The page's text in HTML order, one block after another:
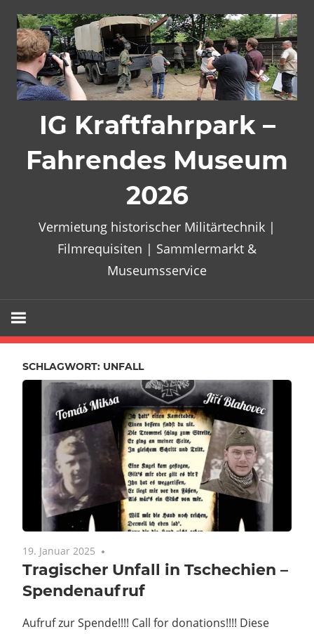
Inhalt
springen
IG Kraftfahrpark –
Fahrendes Museum
2026
Vermietung historischer Militärtechnik |
Filmrequisiten | Sammlermarkt &
Museumsservice
SCHLAGWORT: UNFALL
19. Januar 2025
Tragischer Unfall in Tschechien –
Spendenaufruf
Aufruf zur Spende!!!! Call for donations!!!! Diese